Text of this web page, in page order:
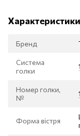
Характеристики
Бренд
Система
голки
Номер голки,
№
Форма вістря